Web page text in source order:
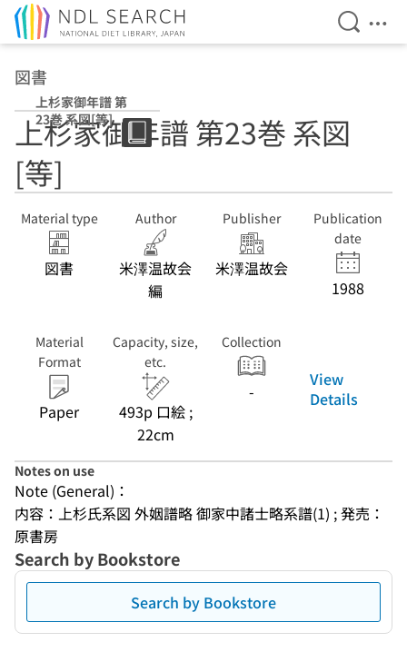
Open
図書
上杉家御年譜 第
23巻 系図[等]
上杉家御年譜 第23巻 系図
[等]
Material type
図書
Author
米澤温故会
編
Publisher
米澤温故会
Publication
date
1988
Material
Format
Paper
Capacity, size,
etc.
493p 口絵 ;
22cm
Collection
-
View
Details
Notes on use
Note (General)：
内容：上杉氏系図 外姻譜略 御家中諸士略系譜(1) ; 発売：
原書房
Search by Bookstore
Search by Bookstore